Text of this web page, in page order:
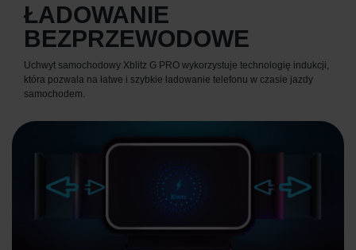
ŁADOWANIE
BEZPRZEWODOWE
Uchwyt samochodowy Xblitz G PRO wykorzystuje technologię indukcji,
która pozwala na łatwe i szybkie ładowanie telefonu w czasie jazdy
samochodem.